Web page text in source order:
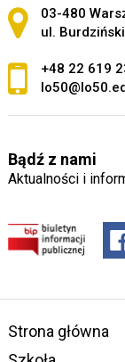
Adres
03-480
ul.
+48 22 619
Bądź z nami
Aktualności i
Strona główna